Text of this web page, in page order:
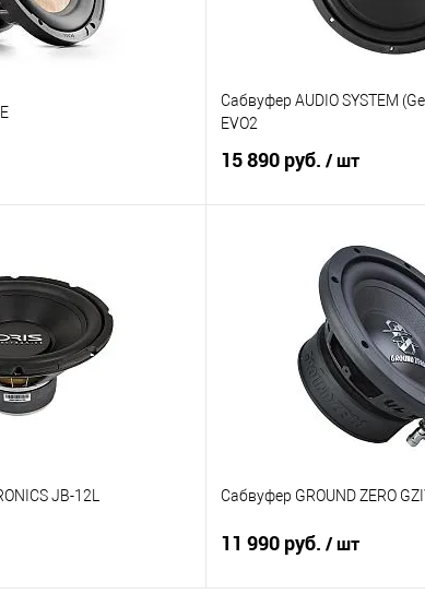
В избранное
Сабвуфер AUDIO SYSTEM
EVO2
15 890 руб. / шт
В
JB-12L Сабвуфер GROUND ZERO
11 990 руб. / шт